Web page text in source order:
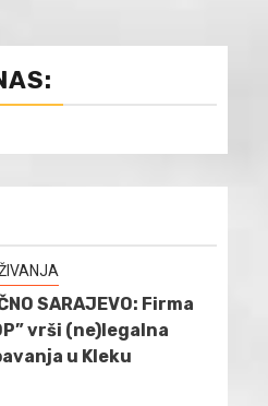
SARAJEVO: Firma
vrši (ne)legalna
u Kleku